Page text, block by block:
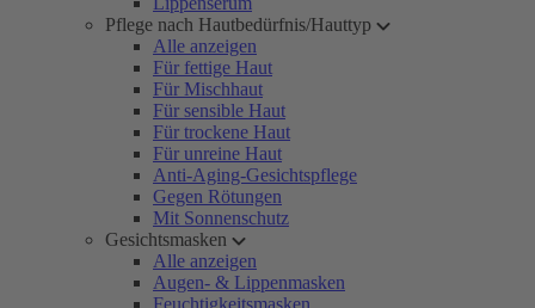
Pflege nach Hautbedürfnis/Hauttyp
Alle anzeigen
Für fettige Haut
Für Mischhaut
Für sensible Haut
Für trockene Haut
Für unreine Haut
Anti-Aging-Gesichtspflege
Gegen Rötungen
Mit Sonnenschutz
Gesichtsmasken
Alle anzeigen
Augen- & Lippenmasken
Feuchtigkeitsmasken